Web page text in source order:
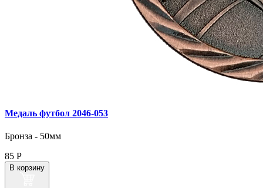
Медаль футбол 2046‑053
Бронза - 50мм
85 Р
В корзину